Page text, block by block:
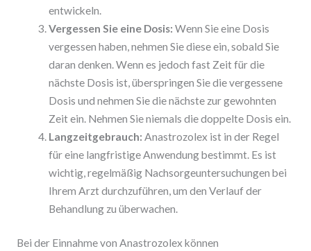
entwickeln.
Vergessen Sie eine Dosis: Wenn Sie eine Dosis
vergessen haben, nehmen Sie diese ein, sobald Sie
daran denken. Wenn es jedoch fast Zeit für die
nächste Dosis ist, überspringen Sie die vergessene
Dosis und nehmen Sie die nächste zur gewohnten
Zeit ein. Nehmen Sie niemals die doppelte Dosis ein.
Langzeitgebrauch: Anastrozolex ist in der Regel
für eine langfristige Anwendung bestimmt. Es ist
wichtig, regelmäßig Nachsorgeuntersuchungen bei
Ihrem Arzt durchzuführen, um den Verlauf der
Behandlung zu überwachen.
Bei der Einnahme von Anastrozolex können